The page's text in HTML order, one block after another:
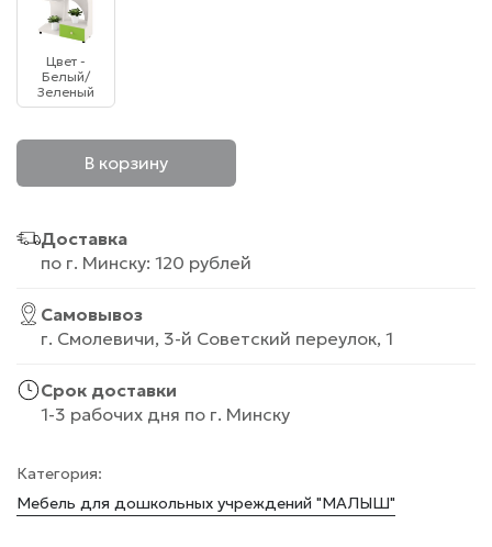
Цвет -
Белый/
Зеленый
В корзину
Доставка
по г. Минску: 120 рублей
Самовывоз
г. Смолевичи, 3-й Советский переулок, 1
Срок доставки
1-3 рабочих дня по г. Минску
Категория:
Мебель для дошкольных учреждений "МАЛЫШ"